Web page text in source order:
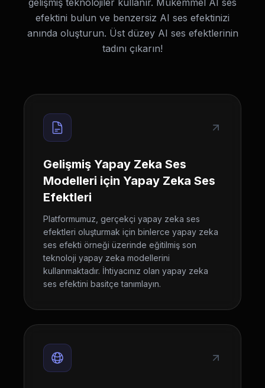
gelişmiş teknolojiler kullanır. Mükemmel AI ses
efektini bulun ve benzersiz AI ses efektinizi
anında oluşturun. Üst düzey AI ses efektlerinin
tadını çıkarın!
Gelişmiş Yapay Zeka Ses
Modelleri için Yapay Zeka Ses
Efektleri
Platformumuz, gerçekçi yapay zeka ses
efektleri oluşturmak için binlerce yapay zeka
ses efekti örneği üzerinde eğitilmiş son
teknoloji yapay zeka modellerini
kullanmaktadır. İhtiyacınız olan yapay zeka
ses efektini basitçe tanımlayın.